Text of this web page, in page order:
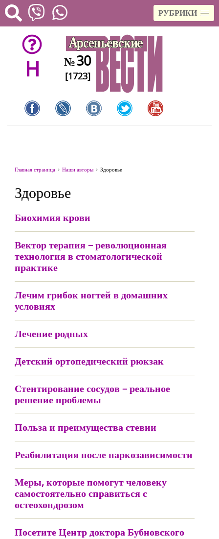
РУБРИКИ
H №30
[1723]
Главная страница Наши авторы Здоровье
Здоровье
Биохимия крови
Вектор терапия – революционная
технология в стоматологической
практике
Лечим грибок ногтей в домашних
условиях
Лечение родных
Детский ортопедический рюкзак
Стентирование сосудов – реальное
решение проблемы
Польза и преимущества стевии
Реабилитация после наркозависимости
Меры, которые помогут человеку
самостоятельно справиться с
остеохондрозом
Посетите Центр доктора Бубновского